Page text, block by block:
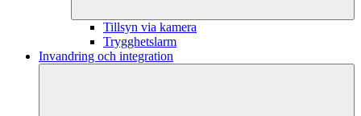
Tillsyn via kamera
Trygghetslarm
Invandring och integration